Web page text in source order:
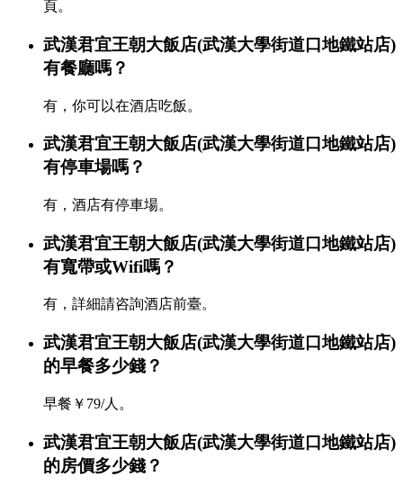
頁。
武漢君宜王朝大飯店(武漢大學街道口地鐵站店)
有餐廳嗎？
有，你可以在酒店吃飯。
武漢君宜王朝大飯店(武漢大學街道口地鐵站店)
有停車場嗎？
有，酒店有停車場。
武漢君宜王朝大飯店(武漢大學街道口地鐵站店)
有寬帶或Wifi嗎？
有，詳細請咨詢酒店前臺。
武漢君宜王朝大飯店(武漢大學街道口地鐵站店)
的早餐多少錢？
早餐￥79/人。
武漢君宜王朝大飯店(武漢大學街道口地鐵站店)
的房價多少錢？